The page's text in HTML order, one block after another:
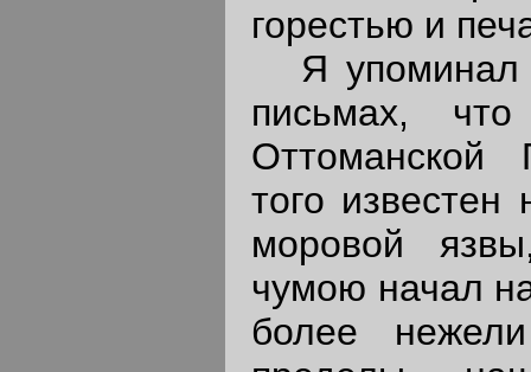
горестью и
Я упоминал
письмах,
того
моровой
чумою начал
более